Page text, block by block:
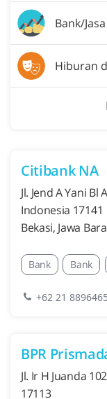
Bank/
Hiburan
Citibank NA
Jl. Jend A Yani Bl
Indonesia 17141
Bekasi, Jawa
Bank Bank
+62 21
BPR
Jl. Ir H Juanda
17113